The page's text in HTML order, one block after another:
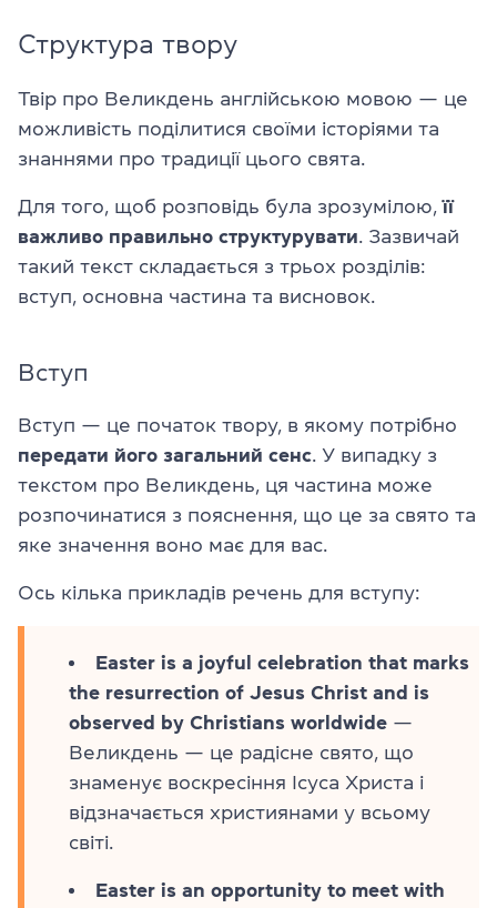
Структура твору
Твір про Великдень англійською мовою — це
можливість поділитися своїми історіями та
знаннями про традиції цього свята.
Для того, щоб розповідь була зрозумілою,її
важливо правильно структурувати . Зазвичай
такий текст складається з трьох розділів:
вступ, основна частина та висновок.
Вступ
Вступ — це початок твору, в якому потрібно
передати його загальний сенс . У випадку з
текстом про Великдень, ця частина може
розпочинатися з пояснення, що це за свято та
яке значення воно має для вас.
Ось кілька прикладів речень для вступу:
Easter is a joyful celebration that marks
the resurrection of Jesus Christ and is
observed by Christians worldwide —
Великдень — це радісне свято, що
знаменує воскресіння Ісуса Христа і
відзначається християнами у всьому
світі.
Easter is an opportunity to meet with